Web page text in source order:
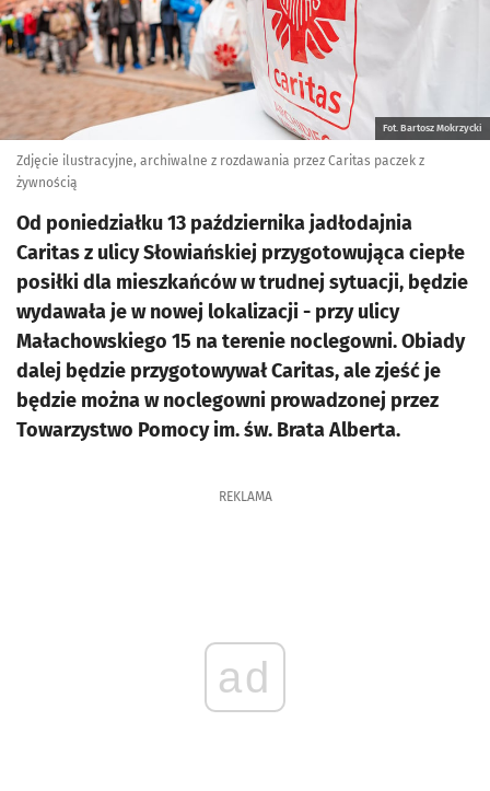
Fot. Bartosz Mokrzycki
Zdjęcie ilustracyjne, archiwalne z rozdawania przez Caritas paczek z
żywnością
Od poniedziałku 13 października jadłodajnia
Caritas z ulicy Słowiańskiej przygotowująca ciepłe
posiłki dla mieszkańców w trudnej sytuacji, będzie
wydawała je w nowej lokalizacji - przy ulicy
Małachowskiego 15 na terenie noclegowni. Obiady
dalej będzie przygotowywał Caritas, ale zjeść je
będzie można w noclegowni prowadzonej przez
Towarzystwo Pomocy im. św. Brata Alberta.
REKLAMA
ad